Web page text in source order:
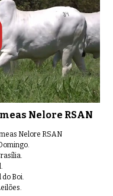
Nelore RSAN
Nelore RSAN
do Boi.